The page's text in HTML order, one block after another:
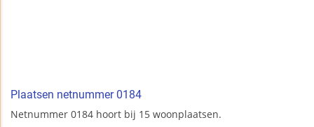
Plaatsen netnummer 0184
Netnummer 0184 hoort bij 15 woonplaatsen.